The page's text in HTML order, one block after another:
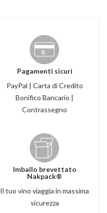
Pagamenti sicuri
PayPal | Carta di Credito
Bonifico Bancario |
Contrassegno
Imballo brevettato
Nakpack®
Il tuo vino viaggia in massima
sicurezza